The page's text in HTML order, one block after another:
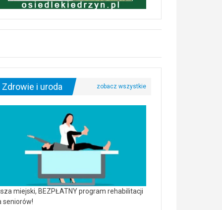
Zdrowie i uroda
miejski, BEZPŁATNY program rehabilitacji
seniorów!